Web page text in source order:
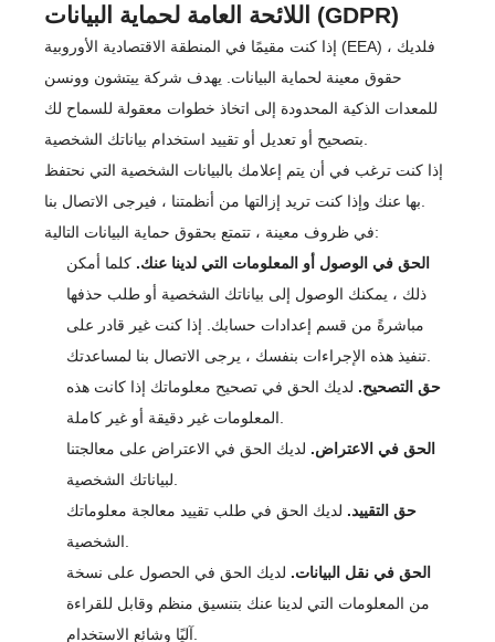
اللائحة العامة لحماية البيانات (GDPR)
إذا كنت مقيمًا في المنطقة الاقتصادية الأوروبية (EEA) ، فلديك
حقوق معينة لحماية البيانات. يهدف شركة ييتشون وونسن
للمعدات الذكية المحدودة إلى اتخاذ خطوات معقولة للسماح لك
إذا كنت ترغب في أن يتم إعلامك بالبيانات الشخصية التي نحتفظ
في ظروف معينة ، تتمتع بحقوق حماية البيانات التالية:
الحق في الوصول أو المعلومات التي لدينا عنك. كلما أمكن
ذلك ، يمكنك الوصول إلى بياناتك الشخصية أو طلب حذفها
مباشرةً من قسم إعدادات حسابك. إذا كنت غير قادر على
حق التصحيح. لديك الحق في تصحيح معلوماتك إذا كانت هذه
الحق في الاعتراض. لديك الحق في الاعتراض على معالجتنا
حق التقييد. لديك الحق في طلب تقييد معالجة معلوماتك
الحق في نقل البيانات. لديك الحق في الحصول على نسخة
من المعلومات التي لدينا عنك بتنسيق منظم وقابل للقراءة